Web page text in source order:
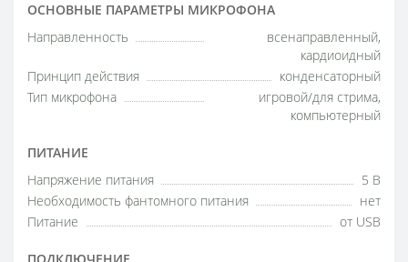
ОСНОВНЫЕ ПАРАМЕТРЫ МИКРОФОНА
Направленность
всенаправленный,
кардиоидный
Принцип действия
конденсаторный
Тип микрофона
игровой/для стрима,
компьютерный
ПИТАНИЕ
Напряжение питания
5 В
Необходимость фантомного питания
нет
Питание
от USB